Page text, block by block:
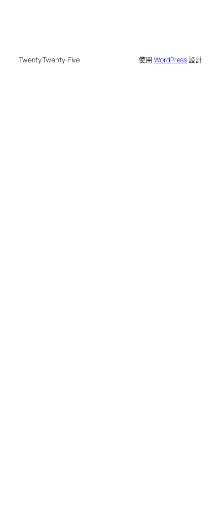
Twenty Twenty-Five 使用WordPress設計